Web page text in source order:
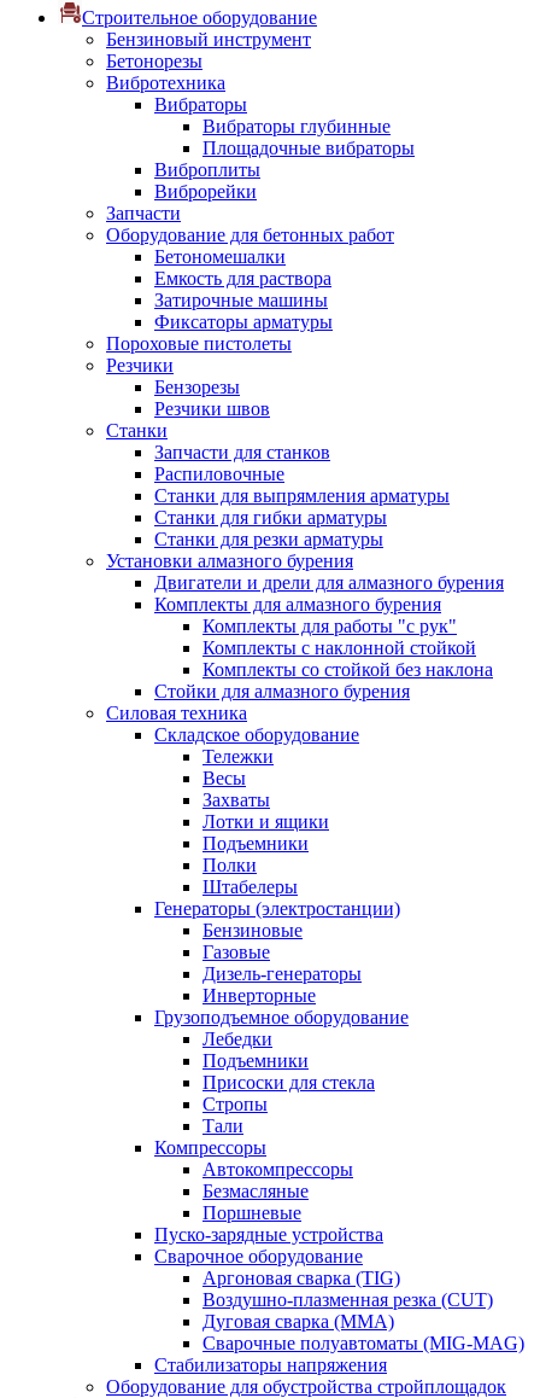
Строительное оборудование
Бензиновый инструмент
Бетонорезы
Вибротехника
Вибраторы
Вибраторы глубинные
Площадочные вибраторы
Виброплиты
Виброрейки
Запчасти
Оборудование для бетонных работ
Бетономешалки
Емкость для раствора
Затирочные машины
Фиксаторы арматуры
Пороховые пистолеты
Резчики
Бензорезы
Резчики швов
Станки
Запчасти для станков
Распиловочные
Станки для выпрямления арматуры
Станки для гибки арматуры
Станки для резки арматуры
Установки алмазного бурения
Двигатели и дрели для алмазного бурения
Комплекты для алмазного бурения
Комплекты для работы "с рук"
Комплекты с наклонной стойкой
Комплекты со стойкой без наклона
Стойки для алмазного бурения
Силовая техника
Складское оборудование
Тележки
Весы
Захваты
Лотки и ящики
Подъемники
Полки
Штабелеры
Генераторы (электростанции)
Бензиновые
Газовые
Дизель-генераторы
Инверторные
Грузоподъемное оборудование
Лебедки
Подъемники
Присоски для стекла
Стропы
Тали
Компрессоры
Автокомпрессоры
Безмасляные
Поршневые
Пуско-зарядные устройства
Сварочное оборудование
Аргоновая сварка (TIG)
Воздушно-плазменная резка (CUT)
Дуговая сварка (ММА)
Сварочные полуавтоматы (MIG-MAG)
Стабилизаторы напряжения
Оборудование для обустройства стройплощадок